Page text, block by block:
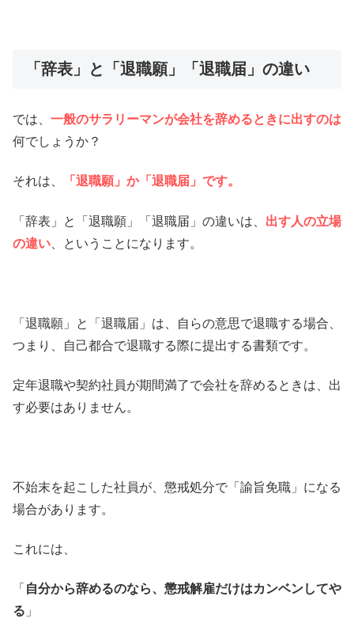
「辞表」と「退職願」「退職届」の違い
では、 一般のサラリーマンが会社を辞めるときに出すのは
何でしょうか？
それは、 「退職願」か「退職届」です。
「辞表」と「退職願」「退職届」の違いは、 出す人の立場
の違い 、ということになります。
「退職願」と「退職届」は、自らの意思で退職する場合、
つまり、自己都合で退職する際に提出する書類です。
定年退職や契約社員が期間満了で会社を辞めるときは、出
す必要はありません。
不始末を起こした社員が、懲戒処分で「諭旨免職」になる
場合があります。
これには、
「 自分から辞めるのなら、懲戒解雇だけはカンベンしてや
る 」